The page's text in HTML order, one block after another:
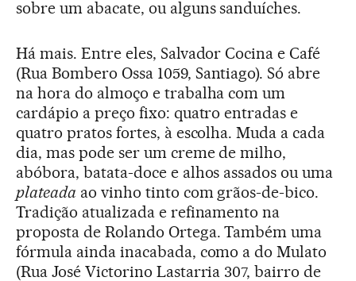
sobre um abacate, ou alguns sanduíches.
Há mais. Entre eles, Salvador Cocina e Café
(Rua Bombero Ossa 1059, Santiago). Só abre
na hora do almoço e trabalha com um
cardápio a preço fixo: quatro entradas e
quatro pratos fortes, à escolha. Muda a cada
dia, mas pode ser um creme de milho,
abóbora, batata-doce e alhos assados ou uma
plateada ao vinho tinto com grãos-de-bico.
Tradição atualizada e refinamento na
proposta de Rolando Ortega. Também uma
fórmula ainda inacabada, como a do Mulato
(Rua José Victorino Lastarria 307, bairro de